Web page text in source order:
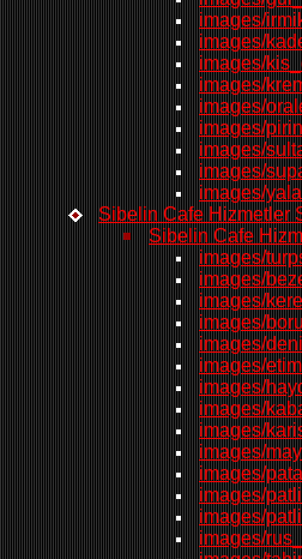
images/
images/
images/
images/
images/
images/
images/
images/
images/
Sibelin Cafe Hizmetler
Sibelin Cafe
images/
images/
images/
images/
images/
images/
images/
images/
images/
images/
images/
images/
images/
images/